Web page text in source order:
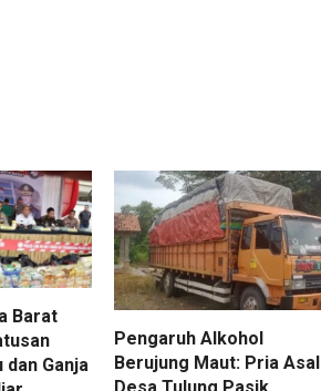
Barat
dan Ganja
Pengaruh Alkohol
Berujung Maut: Pria Asal